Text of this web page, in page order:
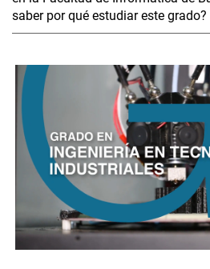
saber por qué estudiar este grado?